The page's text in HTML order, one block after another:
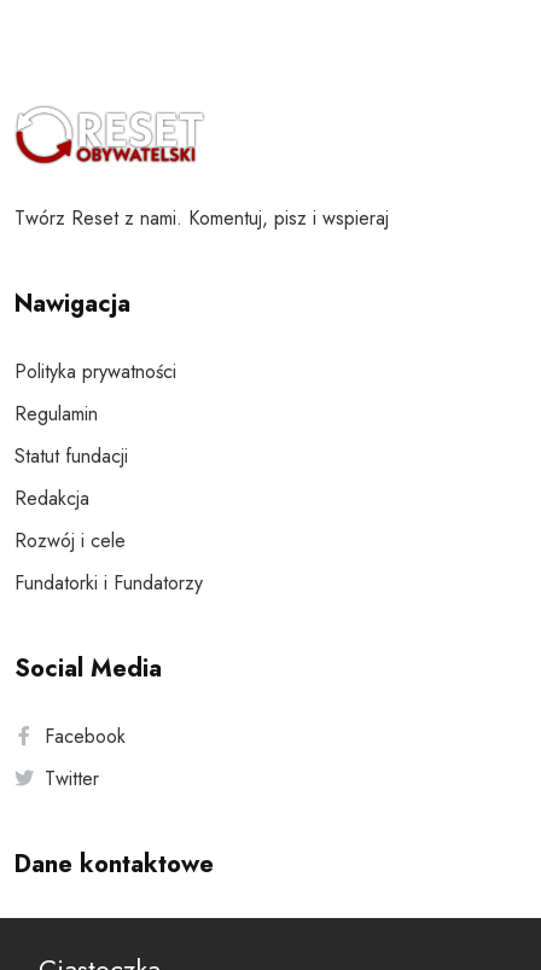
Twórz Reset z nami. Komentuj, pisz i wspieraj
Nawigacja
Polityka prywatności
Regulamin
Statut fundacji
Redakcja
Rozwój i cele
Fundatorki i Fundatorzy
Social Media
Facebook
Twitter
Dane kontaktowe